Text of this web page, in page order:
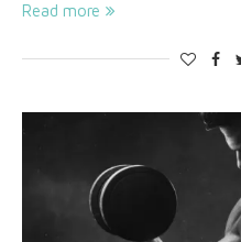
Read more